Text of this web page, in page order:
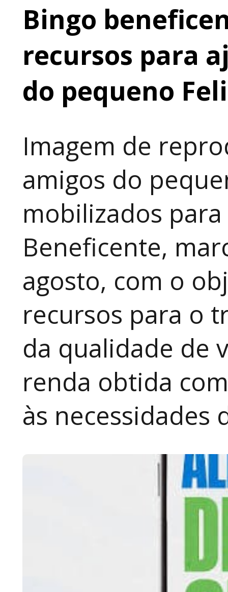
Bingo
recursos para
do pequeno
Imagem de
amigos do
mobilizados
Beneficente,
agosto, com o
recursos para o
da qualidade de
renda obtida
às necessidades